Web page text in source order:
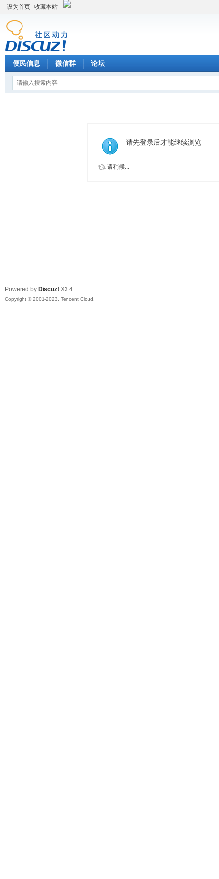
设为首页 收藏本站
便民信息 微信群 论坛
请先登录后才能继续浏览
请稍候...
Powered by Discuz! X3.4
Copyright © 2001-2023, Tencent Cloud.